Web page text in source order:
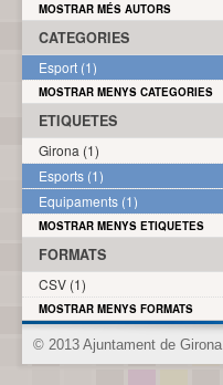
MOSTRAR MÉS AUTORS
CATEGORIES
Esport (1)
MOSTRAR MENYS CATEGORIES
ETIQUETES
Girona (1)
Esports (1)
Equipaments (1)
MOSTRAR MENYS ETIQUETES
FORMATS
CSV (1)
MOSTRAR MENYS FORMATS
© 2013 Ajuntament de Girona